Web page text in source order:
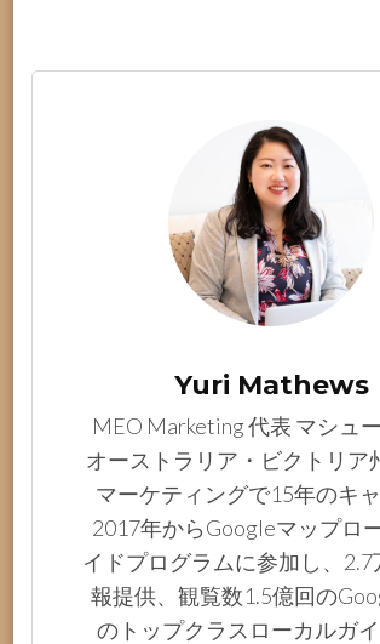
Yuri Mathews
MEO Marketing 代表 マシュ
オーストラリア・ビクトリア
マーケティングで15年のキャ
2017年からGoogleマップロ
イドプログラムに参加し、2.7
報提供、観覧数1.5億回の
のトップクラスローカルガ